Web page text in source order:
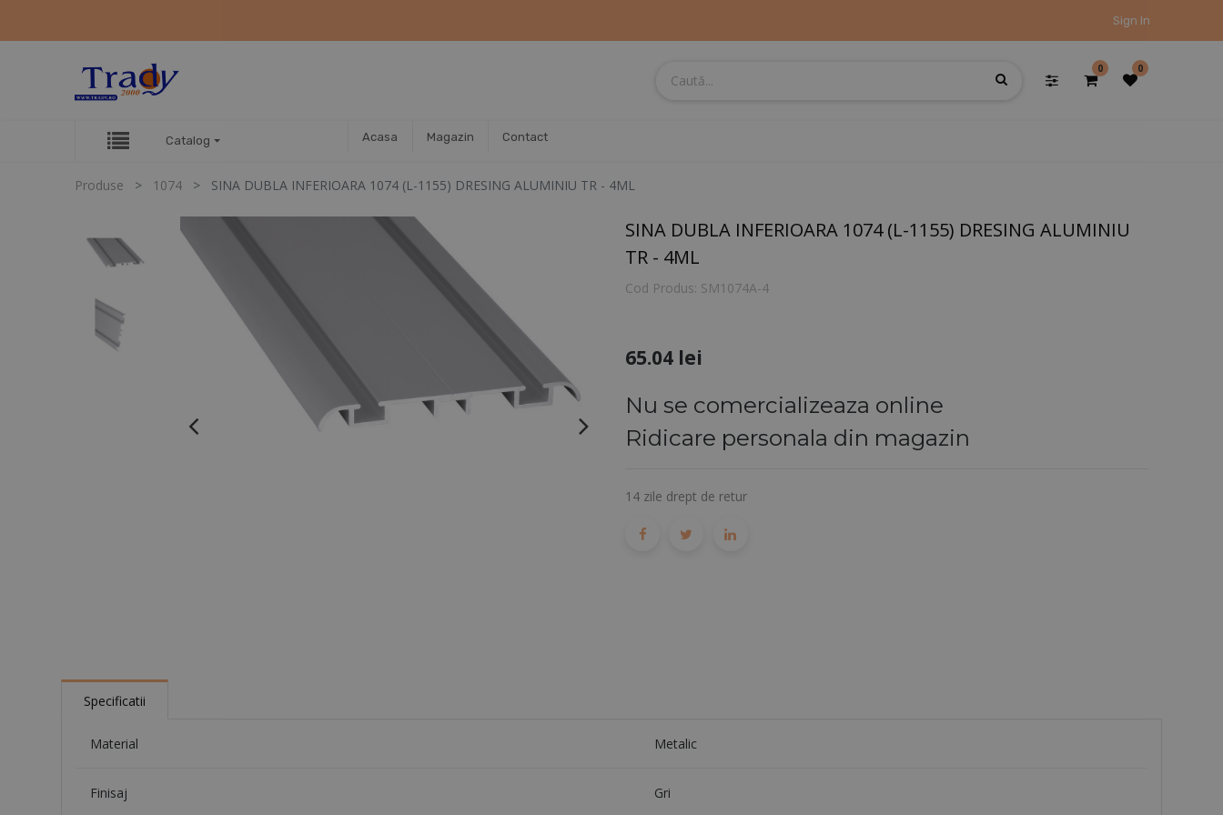
Sign In
0 0
Catalog Acasa Magazin Contact
Produse 1074 SINA DUBLA INFERIOARA 1074 (L-1155) DRESING ALUMINIU TR - 4ML
SINA DUBLA INFERIOARA 1074 (L-1155) DRESING ALUMINIU
TR - 4ML
Cod Produs: SM1074A-4
65.04 lei
Nu se comercializeaza online
Ridicare personala din magazin
14 zile drept de retur
Specificatii
Material Metalic
Finisaj Gri